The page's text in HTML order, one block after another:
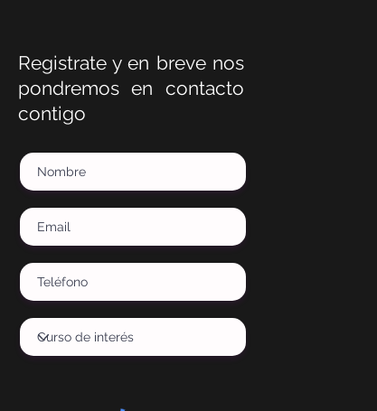
Registrate y en breve nos
pondremos en contacto
contigo